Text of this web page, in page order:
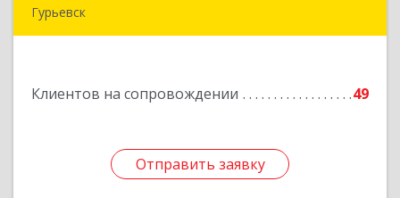
Гурьевск
Клиентов на сопровождении 49
Отправить заявку
Подробнее
Отправить заявку